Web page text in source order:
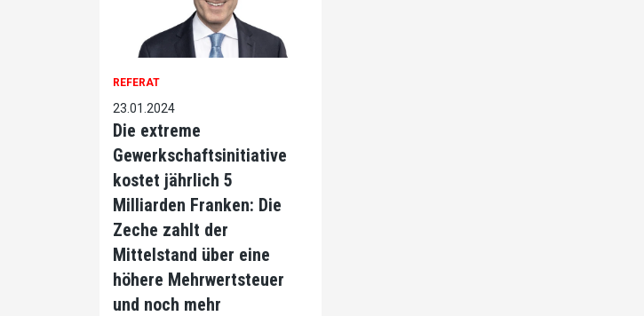
REFERAT
23.01.2024
Die extreme
Gewerkschaftsinitiative
kostet jährlich 5
Milliarden Franken: Die
Zeche zahlt der
Mittelstand über eine
höhere Mehrwertsteuer
und noch mehr